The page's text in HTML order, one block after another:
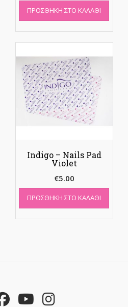
ΠΡΟΣΘΉΚΗ ΣΤΟ ΚΑΛΆΘΙ
Indigo – Nails Pad
Violet
€5.00
ΠΡΟΣΘΉΚΗ ΣΤΟ ΚΑΛΆΘΙ